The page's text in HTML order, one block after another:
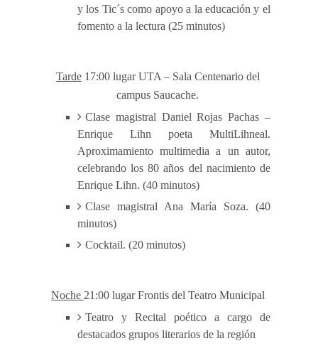
y los Tic´s como apoyo a la educación y el
fomento a la lectura (25 minutos)
Tarde17:00 lugar UTA – Sala Centenario del
campus Saucache.
Clase magistral Daniel Rojas Pachas –
Enrique Lihn poeta MultiLihneal.
Aproximamiento multimedia a un autor,
celebrando los 80 años del nacimiento de
Enrique Lihn. (40 minutos)
Clase magistral Ana María Soza. (40
minutos)
Cocktail. (20 minutos)
Noche 21:00 lugar Frontis del Teatro Municipal
Teatro y Recital poético a cargo de
destacados grupos literarios de la región